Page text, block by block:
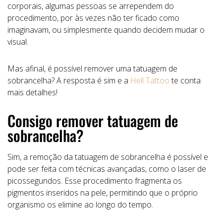
corporais, algumas pessoas se arrependem do
procedimento, por às vezes não ter ficado como
imaginavam, ou simplesmente quando decidem mudar o
visual.
Mas afinal, é possível remover uma tatuagem de
sobrancelha? A resposta é sim e a Hell Tattoote conta
mais detalhes!
Consigo remover tatuagem de
sobrancelha?
Sim, a remoção da tatuagem de sobrancelha é possível e
pode ser feita com técnicas avançadas, como o laser de
picossegundos. Esse procedimento fragmenta os
pigmentos inseridos na pele, permitindo que o próprio
organismo os elimine ao longo do tempo.